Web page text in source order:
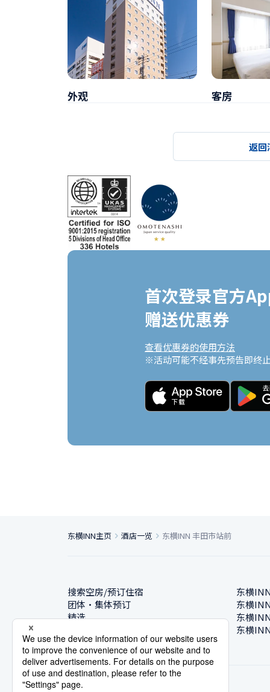
外观 客房
返回
首次登录官方
赠送优惠券
查看优惠券的使用方法
※活动可能不经事先预告即终
东横INN主页 酒店一览 东横INN 丰田市站前
搜索空房/预订住宿
团体・集体预订
精选
东横
东横
东横
东横